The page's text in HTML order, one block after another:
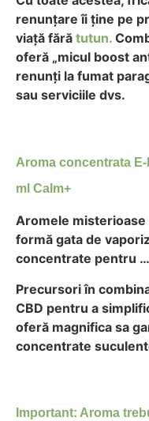
renunțare îi ține pe
viață fără tutun.
oferă „micul boost
renunți la fumat
sau serviciile dvs.
Aroma concentrata
ml Calm+
Aromele misterioase
formă gata de
concentrate pentru
Precursori în
CBD pentru a
oferă magnifica sa
concentrate
Important: Aroma